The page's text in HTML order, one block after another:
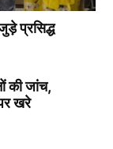
प्रसिद्ध
की जांच,
खरे